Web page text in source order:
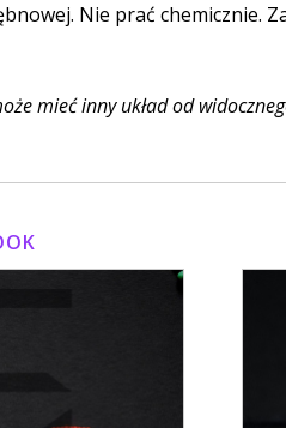
Nie prać chemicznie.
mieć inny układ od